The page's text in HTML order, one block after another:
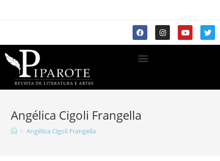
Angélica Cigoli Frangella
> Angélica Cigoli Frangella